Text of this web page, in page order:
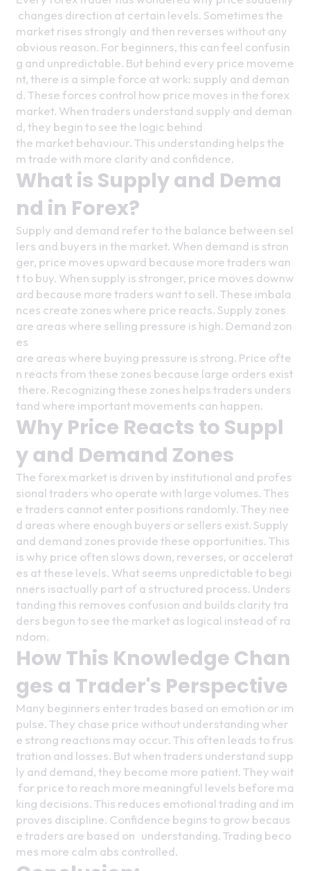
changes direction at certain levels. Sometimes the
market rises strongly and then reverses without any
obvious reason. For beginners, this can feel confusin
g and unpredictable. But behind every price moveme
nt, there is a simple force at work: supply and deman
d. These forces control how price moves in the forex
market. When traders understand supply and deman
d, they begin to see the logic behind
the market behaviour. This understanding helps the
m trade with more clarity and confidence.
What is Supply and Dema
nd in Forex?
Supply and demand refer to the balance between sel
lers and buyers in the market. When demand is stron
ger, price moves upward because more traders wan
t to buy. When supply is stronger, price moves downw
ard because more traders want to sell. These imbala
nces create zones where price reacts. Supply zones
are areas where selling pressure is high. Demand zon
es
are areas where buying pressure is strong. Price ofte
n reacts from these zones because large orders exist
there. Recognizing these zones helps traders unders
tand where important movements can happen.
Why Price Reacts to Suppl
y and Demand Zones
The forex market is driven by institutional and profes
sional traders who operate with large volumes. Thes
e traders cannot enter positions randomly. They nee
d areas where enough buyers or sellers exist. Supply
and demand zones provide these opportunities. This
is why price often slows down, reverses, or accelerat
es at these levels. What seems unpredictable to begi
nners isactually part of a structured process. Unders
tanding this removes confusion and builds clarity tra
ders begun to see the market as logical instead of ra
ndom.
How This Knowledge Chan
ges a Trader's Perspective
Many beginners enter trades based on emotion or im
pulse. They chase price without understanding wher
e strong reactions may occur. This often leads to frus
tration and losses. But when traders understand supp
ly and demand, they become more patient. They wait
for price to reach more meaningful levels before ma
king decisions. This reduces emotional trading and im
proves discipline. Confidence begins to grow becaus
e traders are based on   understanding. Trading beco
mes more calm abs controlled.